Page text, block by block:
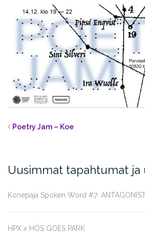
Poetry Jam – Koe
Uusimmat tapahtumat ja
Konepaja Spoken Word #7:
HPX x HÖS GOES PARK